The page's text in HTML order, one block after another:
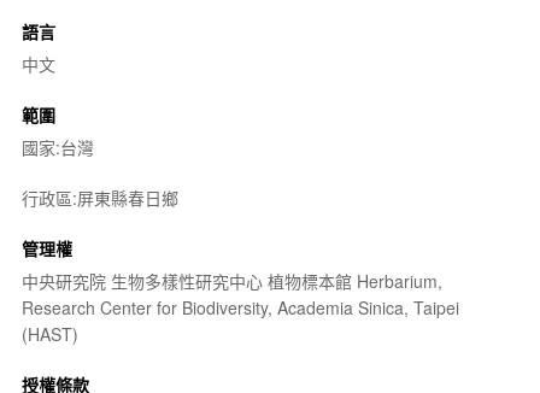
語言
中文
範圍
國家:台灣
行政區:屏東縣春日鄉
管理權
中央研究院 生物多樣性研究中心 植物標本館 Herbarium,
Research Center for Biodiversity, Academia Sinica, Taipei
(HAST)
授權條款